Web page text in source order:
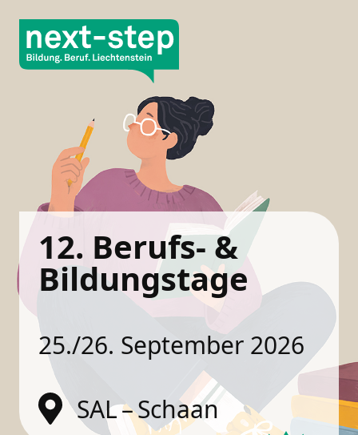
12. Berufs- &
Bildungs­tage
25./26. September 2026
SAL – Schaan